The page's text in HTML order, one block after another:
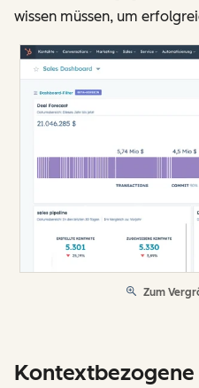
wissen müssen, um
Zum
Kontextbezogene